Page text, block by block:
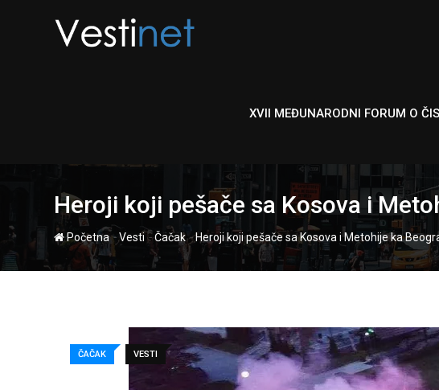
XVII MEĐUNARODNI FORUM O
Heroji koji pešače sa Kosova i
Početna-Vesti-Čačak-Heroji koji pešače sa Kosova i Metohije ka
ČAČAK VESTI